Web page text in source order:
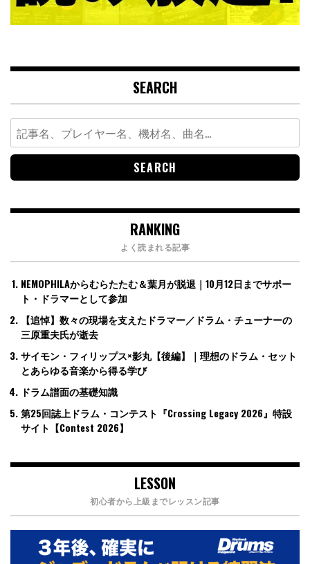
SEARCH
Search
for:
RANKING
よく読まれる記事
NEMOPHILAからむらたたむ＆葉月が脱退｜10月12日までサポー
ト・ドラマーとして参加
【追悼】数々の現場を支えたドラマー／ドラム・チューナーの
三原重夫氏が逝去
サイモン・フィリップス×影丸【後編】｜理想のドラム・セット
とあらゆる音楽から得る学び
ドラム譜面の基礎知識
第25回誌上ドラム・コンテスト『Crossing Legacy 2026』特設
サイト【Contest 2026】
LESSON
初心者から上級までレッスン記事